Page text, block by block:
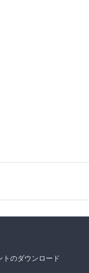
トのダウンロード